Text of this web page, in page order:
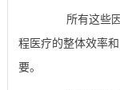
所有这些因
程医疗的整体效率
要。